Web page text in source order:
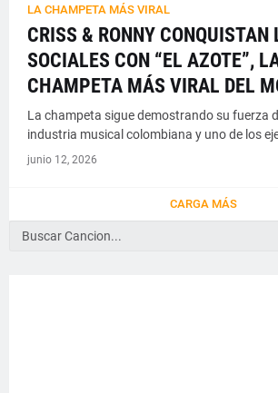
LA CHAMPETA MÁS VIRAL
CRISS & RONNY CONQUISTAN
SOCIALES CON “EL AZOTE”,
CHAMPETA MÁS VIRAL DEL
La champeta sigue demostrando su fuerza
industria musical colombiana y uno de los
junio 12, 2026
CARGA MÁS